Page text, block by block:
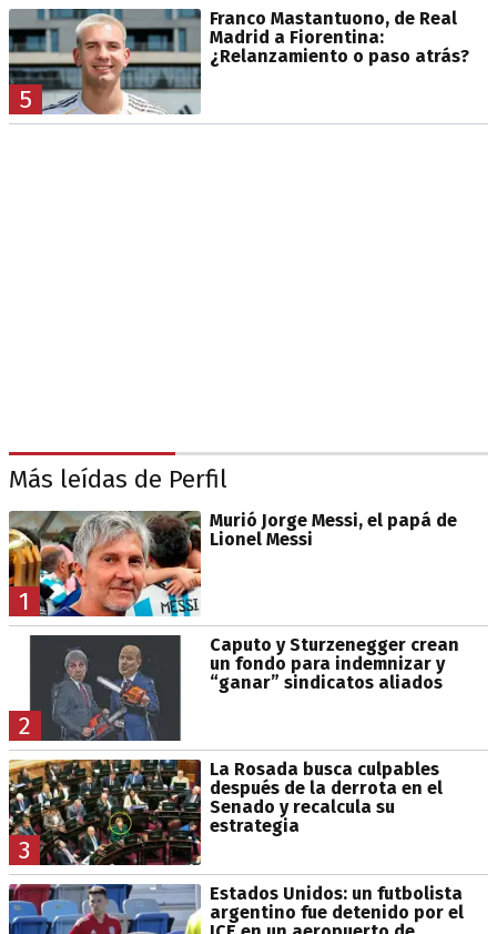
5
Franco Mastantuono, de Real
Madrid a Fiorentina:
¿Relanzamiento o paso atrás?
Más leídas de Perfil
1
Murió Jorge Messi, el papá de
Lionel Messi
2
Caputo y Sturzenegger crean
un fondo para indemnizar y
“ganar” sindicatos aliados
3
La Rosada busca culpables
después de la derrota en el
Senado y recalcula su
estrategia
Estados Unidos: un futbolista
argentino fue detenido por el